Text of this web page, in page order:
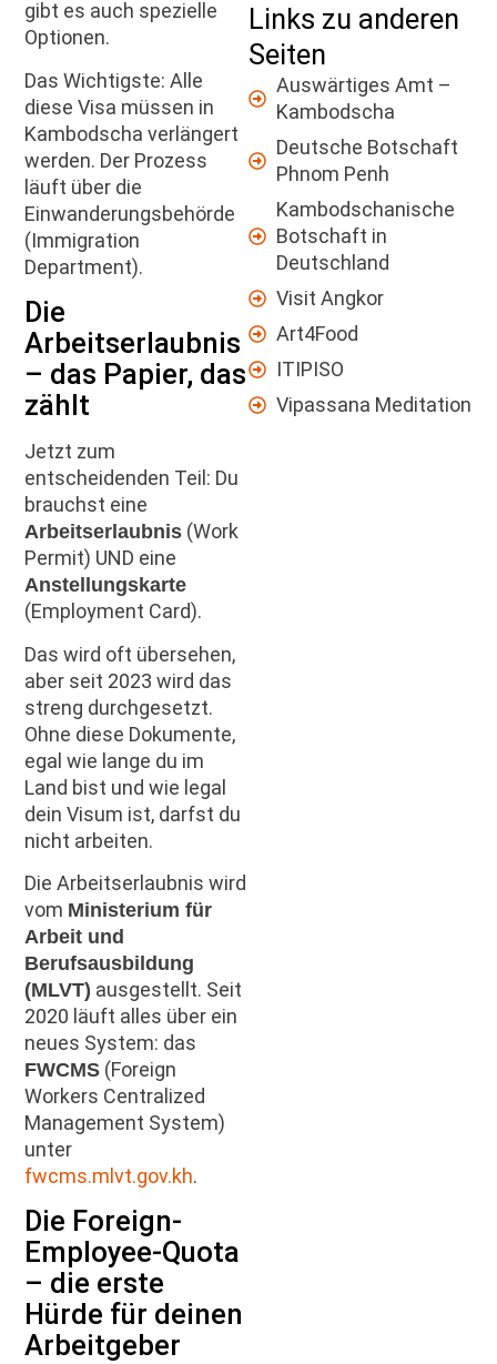
gibt es auch spezielle
Optionen.
Das Wichtigste: Alle
diese Visa müssen in
Kambodscha verlängert
werden. Der Prozess
läuft über die
Einwanderungsbehörde
(Immigration
Department).
Die
Arbeitserlaubnis
– das Papier, das
zählt
Jetzt zum
entscheidenden Teil: Du
brauchst eine
Arbeitserlaubnis (Work
Permit) UND eine
Anstellungskarte
(Employment Card).
Das wird oft übersehen,
aber seit 2023 wird das
streng durchgesetzt.
Ohne diese Dokumente,
egal wie lange du im
Land bist und wie legal
dein Visum ist, darfst du
nicht arbeiten.
Die Arbeitserlaubnis wird
vom Ministerium für
Arbeit und
Berufsausbildung
(MLVT) ausgestellt. Seit
2020 läuft alles über ein
neues System: das
FWCMS (Foreign
Workers Centralized
Management System)
unter
fwcms.mlvt.gov.kh.
Die Foreign-
Employee-Quota
– die erste
Hürde für deinen
Arbeitgeber
Links zu anderen
Seiten
Auswärtiges Amt –
Kambodscha
Deutsche Botschaft
Phnom Penh
Kambodschanische
Botschaft in
Deutschland
Visit Angkor
Art4Food
ITIPISO
Vipassana Meditation